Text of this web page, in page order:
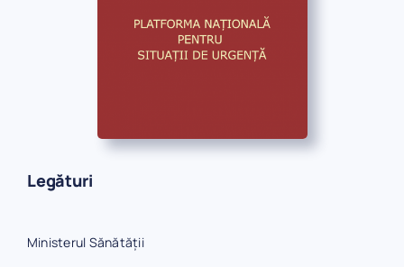
Legături
Ministerul Sănătății